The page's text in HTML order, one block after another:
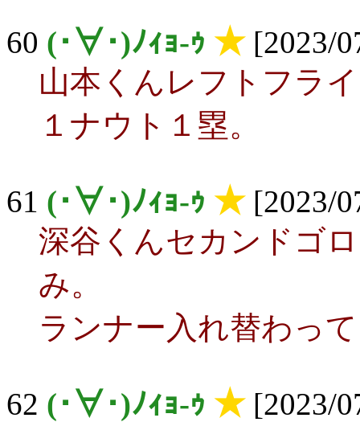
60 (･∀･)ﾉｨｮ-ｩ ★[2023/
山本くんレフトフラ
１ナウト１塁。
61 (･∀･)ﾉｨｮ-ｩ ★[2023/
深谷くんセカンドゴ
み。
ランナー入れ替わっ
62 (･∀･)ﾉｨｮ-ｩ ★[2023/